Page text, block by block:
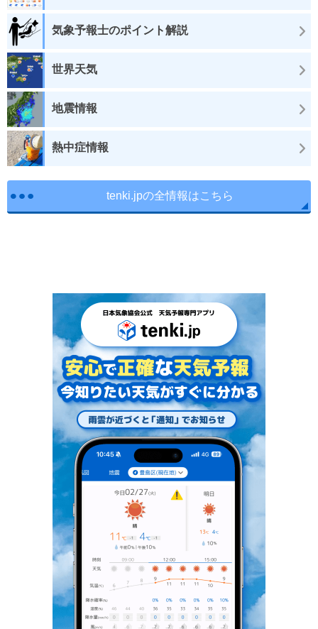
気象予報士のポイント解説
世界天気
地震情報
熱中症情報
tenki.jpの全情報はこちら